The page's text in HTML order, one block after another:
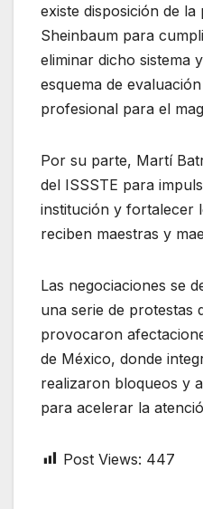
existe disposición de la
Sheinbaum para
eliminar dicho sistema
esquema de
profesional para el
Por su parte, Martí
del ISSSTE para
institución y fortalecer
reciben maestras y
Las negociaciones se
una serie de protestas
provocaron
de México, donde
realizaron bloqueos y
para acelerar la
Post Views: 447